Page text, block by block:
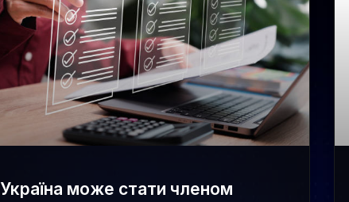
Україна може стати членом